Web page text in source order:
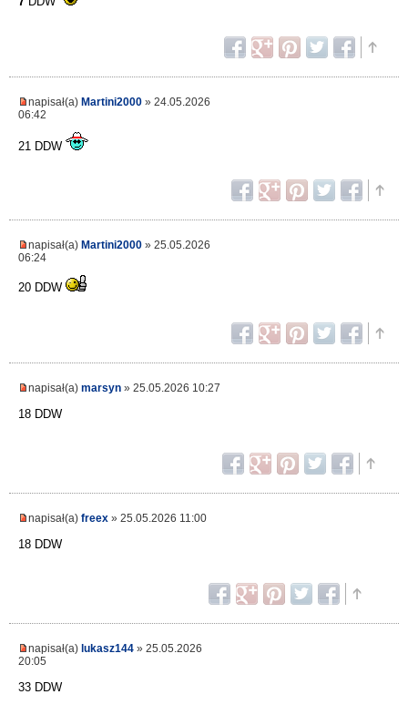
napisał(a) Martini2000 » 24.05.2026
06:42
21 DDW
napisał(a) Martini2000 » 25.05.2026
06:24
20 DDW
napisał(a) marsyn » 25.05.2026 10:27
18 DDW
napisał(a) freex » 25.05.2026 11:00
18 DDW
napisał(a) lukasz144 » 25.05.2026
20:05
33 DDW